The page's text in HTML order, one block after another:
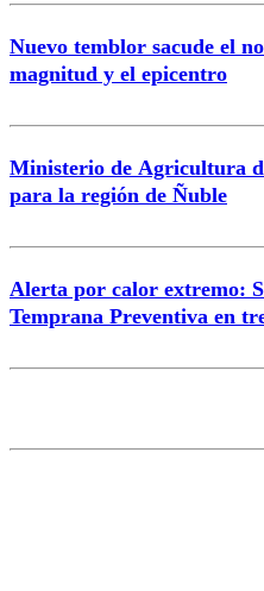
Nuevo temblor sacude el
magnitud y el epicentro
Ministerio de Agricultura
para la región de Ñuble
Alerta por calor extremo:
Temprana Preventiva en